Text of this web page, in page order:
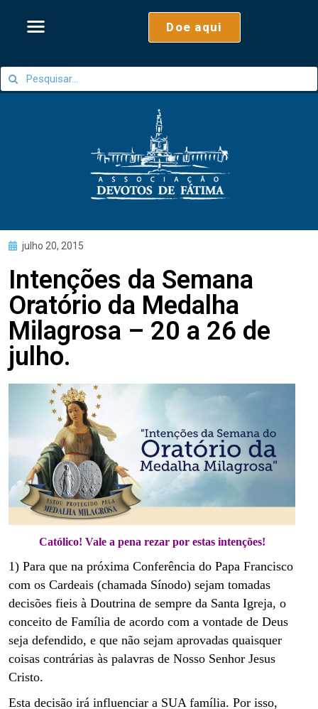
Doe aqui
julho 20, 2015
Intenções da Semana
Oratório da Medalha
Milagrosa – 20 a 26 de
julho.
Católico! Vale a pena rezar por estas intenções!
1) Para que na próxima Conferência do Papa Francisco
com os Cardeais (chamada Sínodo) sejam tomadas
decisões fieis à Doutrina de sempre da Santa Igreja, o
conceito de Família de acordo com a vontade de Deus
seja defendido, e que não sejam aprovadas quaisquer
coisas contrárias às palavras de Nosso Senhor Jesus
Cristo.
Esta decisão irá influenciar a SUA família. Por isso,